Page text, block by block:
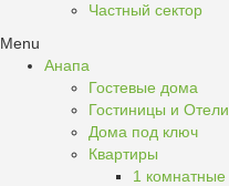
Частный сектор
Menu
Анапа
Гостевые дома
Гостиницы и Отели
Дома под ключ
Квартиры
1 комнатные